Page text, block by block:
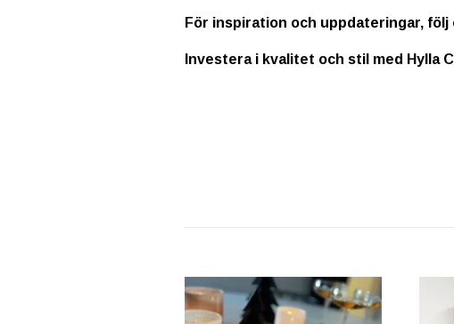
För inspiration och uppdateringar, följ
Investera i kvalitet och stil med Hylla